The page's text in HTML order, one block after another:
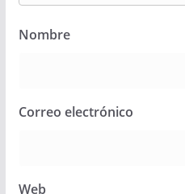
Nombre
Correo electrónico
Web